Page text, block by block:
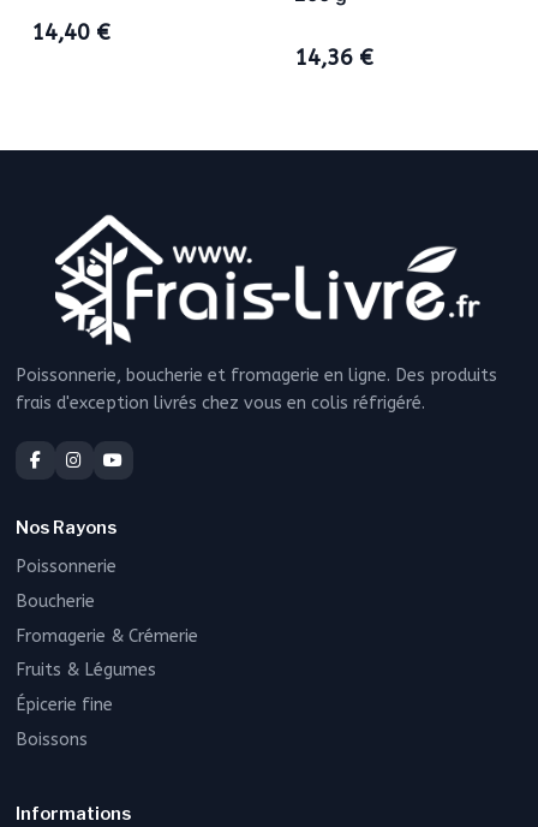
14,40 €
14,36 €
Poissonnerie, boucherie et fromagerie en ligne. Des produits
frais d'exception livrés chez vous en colis réfrigéré.
Nos Rayons
Poissonnerie
Boucherie
Fromagerie & Crémerie
Fruits & Légumes
Épicerie fine
Boissons
Informations